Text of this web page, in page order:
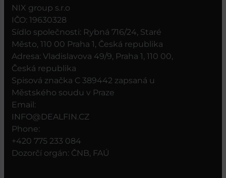
NIX group s.r.o
IČO: 19630328
Sídlo společnosti: Rybná 716/24, Staré
Město, 110 00 Praha 1, Česká republika
Adresa: Vladislavova 49/9, Praha 1, 110 00,
Česká republika
Spisová značka C 389442 zapsaná u
Městského soudu v Praze
Email:
INFO@DEALFIN.CZ
Phone:
+420 775 233 084
Dozorčí orgán: ČNB, FAÚ